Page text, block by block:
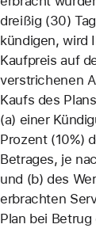
dreißig (30)
kündigen, wird
Kaufpreis auf
verstrichenen
Kaufs des
(a) einer
Prozent (10%)
Betrages, je
und (b) des
erbrachten
Plan bei